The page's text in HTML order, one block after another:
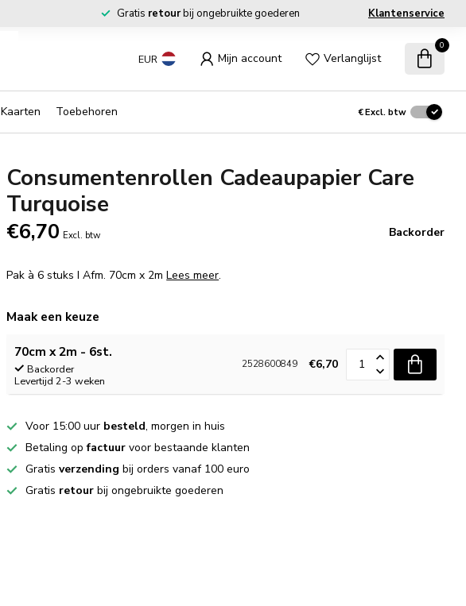
Gratis retourbij ongebruikte goederen Klantenservice
EUR Mijn account Verlanglijst
0
Kaarten Toebehoren €Excl. btw
Consumentenrollen Cadeaupapier Care
Turquoise
€6,70 Excl. btw Backorder
Pak à 6 stuks I Afm. 70cm x 2mLees meer.
Maak een keuze
70cm x 2m - 6st.
Backorder
Levertijd 2-3 weken
2528600849 €6,70
Voor 15:00 uur besteld, morgen in huis
Betaling opfactuur voor bestaande klanten
Gratisverzending bij orders vanaf 100 euro
Gratis retour bij ongebruikte goederen